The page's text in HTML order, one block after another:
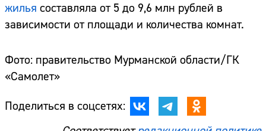
жилья составляла от 5 до 9,6 млн рублей в
зависимости от площади и количества комнат.
Фото: правительство Мурманской области/ГК
«Самолет»
Поделиться в соцсетях: